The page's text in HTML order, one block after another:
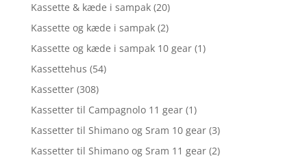
Kassette & kæde i sampak (20)
Kassette og kæde i sampak (2)
Kassette og kæde i sampak 10 gear (1)
Kassettehus (54)
Kassetter (308)
Kassetter til Campagnolo 11 gear (1)
Kassetter til Shimano og Sram 10 gear (3)
Kassetter til Shimano og Sram 11 gear (2)